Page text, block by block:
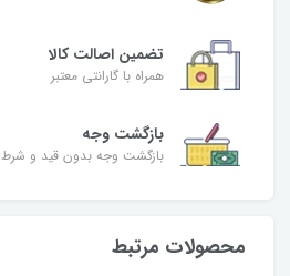
تضمین اصالت کالا
همراه با گارانتی معتبر
بازگشت وجه
بازگشت وجه بدون قید و شرط
محصولات مرتبط